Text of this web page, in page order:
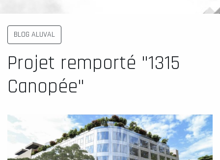
BLOG ALUVAL
Projet remporté "1315
Canopée"